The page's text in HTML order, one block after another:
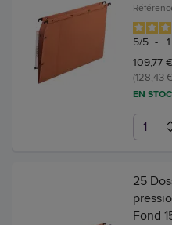
5/5 - 1
109,77
(128,43
EN
25
Fond